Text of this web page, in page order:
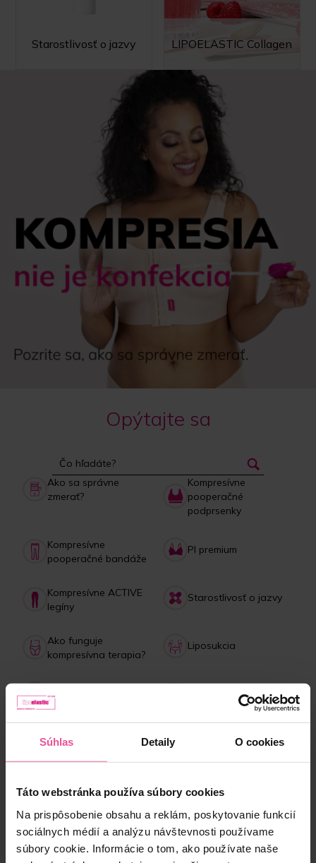
Súhlas Detaily O cookies
Táto webstránka používa súbory cookies
Na prispôsobenie obsahu a reklám, poskytovanie funkcií
sociálnych médií a analýzu návštevnosti používame
súbory cookie. Informácie o tom, ako používate naše
Starostlivosť o jazvy LIPOELASTIC Collagen
Opýtajte sa
Ako sa správne
zmerať?
Kompresívne
pooperačné
podprsenky
Kompresívne
pooperačné bandáže
PI premium
Kompresívne ACTIVE
legíny
Starostlivosť o jazvy
Ako funguje
kompresívna terapia?
Liposukcia
Lipedém
Kolagénový drink
Platba, doručenie,
NAJPREDÁVANEJŠIE produkty